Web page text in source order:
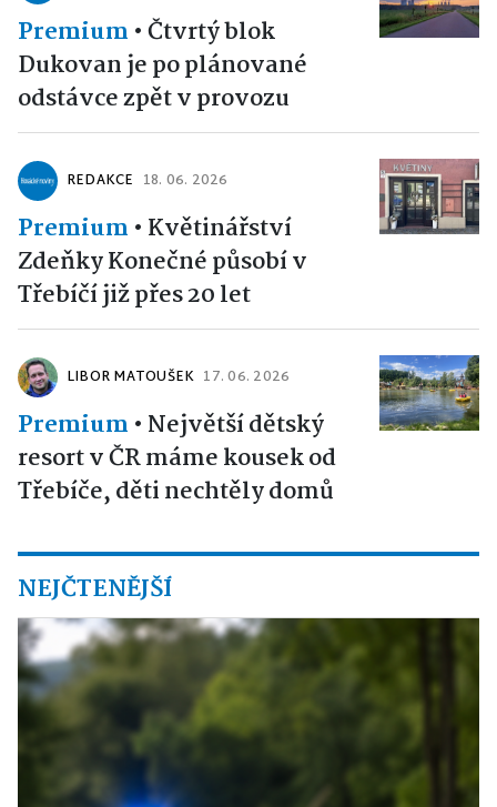
Premium •Čtvrtý blok
Dukovan je po plánované
odstávce zpět v provozu
REDAKCE 18. 06. 2026
Premium • Květinářství
Zdeňky Konečné působí v
Třebíčí již přes 20 let
LIBOR MATOUŠEK 17. 06. 2026
Premium • Největší dětský
resort v ČR máme kousek od
Třebíče, děti nechtěly domů
NEJČTENĚJŠÍ